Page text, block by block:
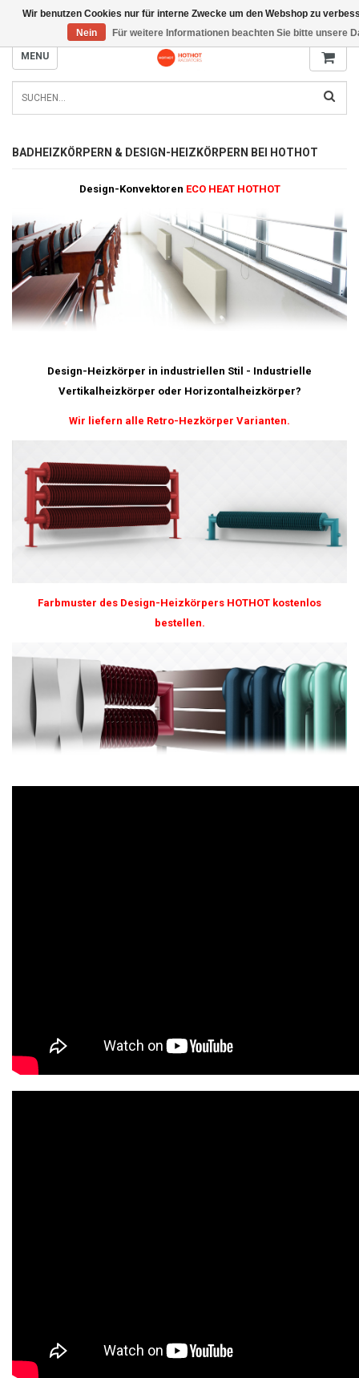
INFO@RADIATORS.SHOP
MENU
BADHEIZKÖRPERN & DESIGN-HEIZKÖRPERN BEI HOTHOT
Design-Konvektoren ECO HEAT HOTHOT
Design-Heizkörper in industriellen Stil - Industrielle
Vertikalheizkörper oder Horizontalheizkörper?
Wir liefern alle Retro-Hezkörper Varianten.
Farbmuster des Design-Heizkörpers HOTHOT kostenlos
bestellen.
Wir benutzen Cookies nur für interne Zwecke um den Webshop zu
Nein
Für weitere Informationen beachten Sie bitte unsere